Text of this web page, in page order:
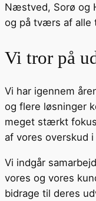
Næstved, Sorø og
og på tværs af alle
Vi tror på
Vi har igennem
og flere løsninger
meget stærkt
af vores overskud
Vi indgår
vores og vores
bidrage til deres